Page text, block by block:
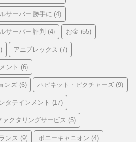
サーバー 勝手に (4)
サーバー 評判 (4) お金 (55)
アニプレックス (7)
ント (6)
ンズ (6) ハピネット・ピクチャーズ (9)
タテインメント (17)
ァクタリングサービス (5)
ンス (9) ポニーキャニオン (4)